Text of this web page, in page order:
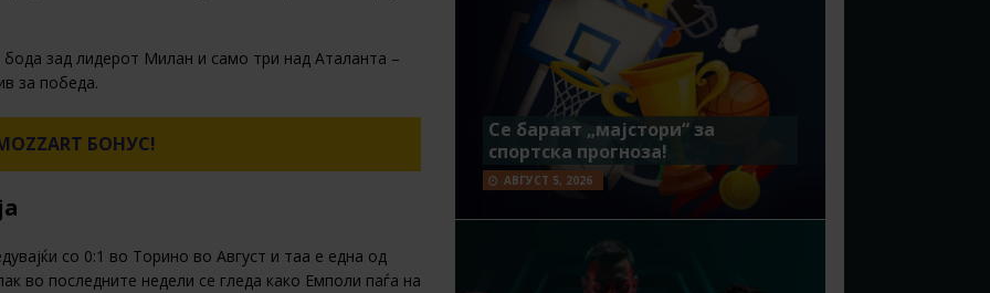
зад лидерот Милан и само три над Аталанта –
за победа.
БОНУС!
со 0:1 во Торино во Август и таа е една од
во последните недели се гледа како Емполи паѓа на
Се бараат „мајстори“ за
спортска прогноза!
АВГУСТ 5, 2026